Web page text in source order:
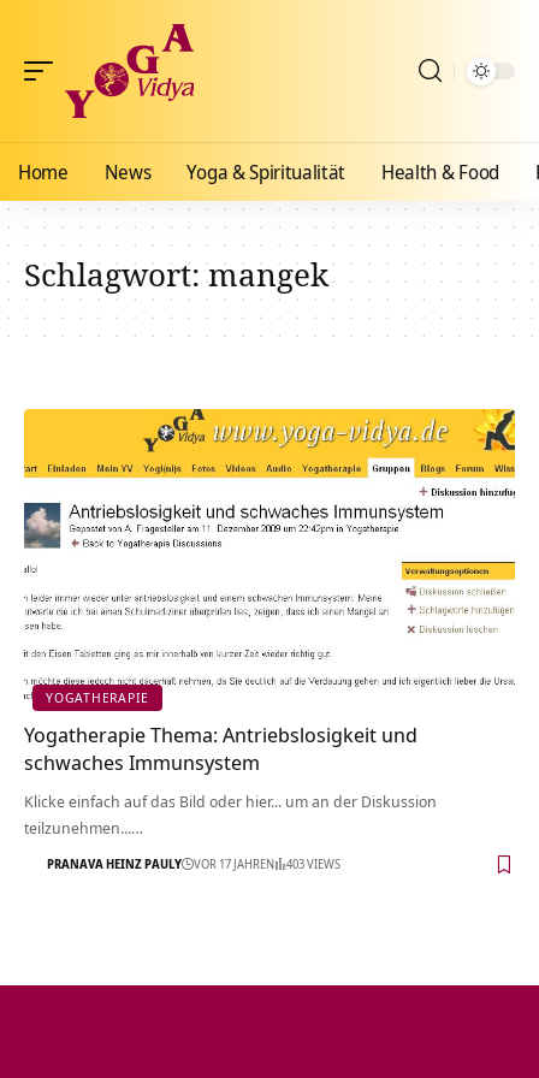
Home News Yoga & Spiritualität Health & Food
Schlagwort:mangek
YOGATHERAPIE
Yogatherapie Thema: Antriebslosigkeit und
schwaches Immunsystem
Klicke einfach auf das Bild oder hier... um an der Diskussion
teilzunehmen...…
PRANAVA HEINZ PAULY VOR 17 JAHREN 403 VIEWS